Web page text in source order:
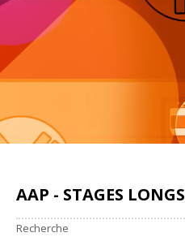
AAP - STAGES LONGS
Recherche